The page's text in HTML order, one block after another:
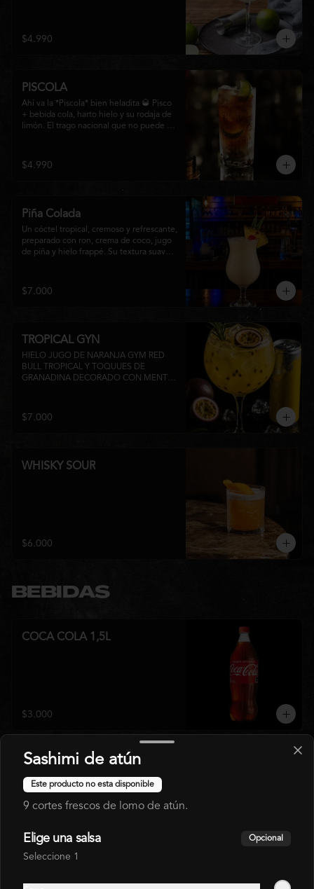
$4.990
PISCOLA
Ahí va la *Piscola* bien heladita 🥃 Pisco
+ bebida cola, harto hielo y su rodaja de
limón. El trago nacional que no puede
$4.990
Piña Colada
Un cóctel tropical, cremoso y refrescante,
preparado con ron, crema de coco, jugo
de piña y hielo frappé. Su textura suave y
disfrutar de un momento de relajo o
acompañar la experiencia gastronómica
$7.000
TROPICAL GYN
HIELO JUGO DE NARANJA GYM RED
BULL TROPICAL Y TOQUUES DE
GRANADINA DECORADO CON MENTA
$7.000
WHISKY SOUR
$6.000
BEBIDAS
COCA COLA 1,5L
$3.000
COCA COLA 350 ML
$1.800
Sashimi de atún
Este producto no esta disponible
9 cortes frescos de lomo de atún.
Elige una salsa Opcional
Seleccione 1